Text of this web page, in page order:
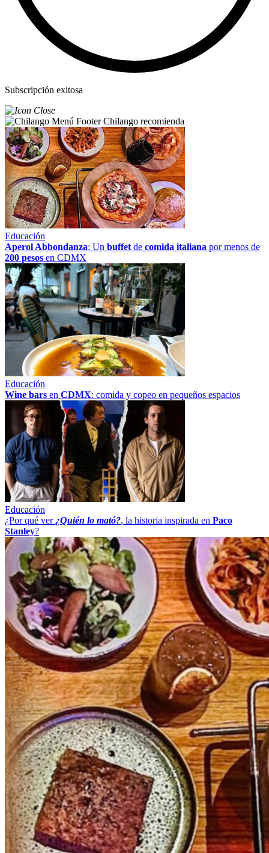
Subscripción exitosa
Chilango recomienda
Educación
Aperol Abbondanza: Un buffet de comida italiana por menos de
200 pesos en CDMX
Educación
Wine bars en CDMX: comida y copeo en pequeños espacios
Educación
¿Por qué ver ¿Quién lo mató?, la historia inspirada en Paco
Stanley?